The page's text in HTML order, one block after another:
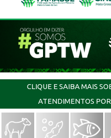
CLIQUE E SAIBA MAIS
ATENDIMENTOS